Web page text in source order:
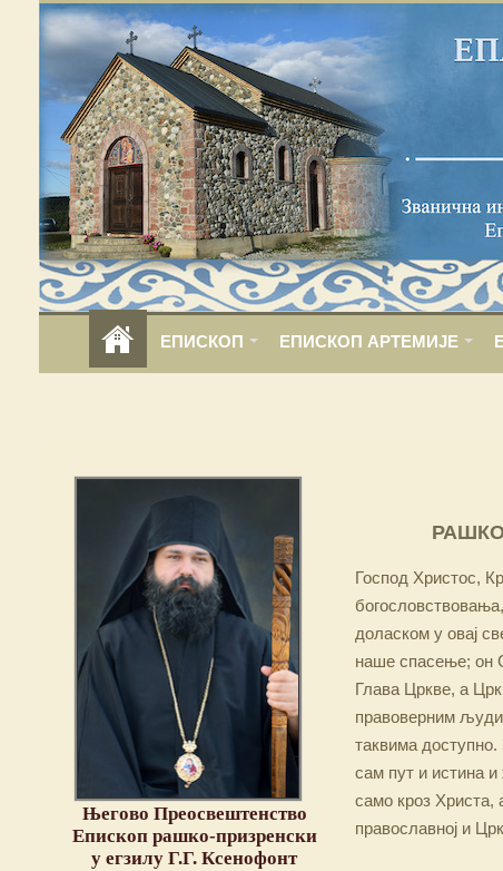
ЕПИСКОП ЕПИСКОП АРТЕМИЈЕ
Његово Преосвештенство
Епископ рашко-призренски
у егзилу Г.Г. Ксенофонт
Господ Христос,
доласком у овај
наше спасење; он
Глава Цркве, а
правоверним
таквима
сам пут и истина
само кроз
православној и